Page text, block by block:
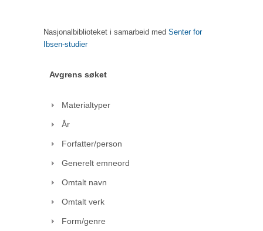
Nasjonalbiblioteket i samarbeid med Senter for
Ibsen-studier
Avgrens søket
Materialtyper
År
Forfatter/person
Generelt emneord
Omtalt navn
Omtalt verk
Form/genre